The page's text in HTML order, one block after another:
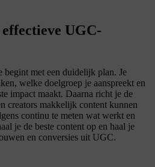
UGC-
begint met een duidelijk plan. Je
welke doelgroep je aanspreekt en
impact maakt. Daarna richt je de
creators makkelijk content kunnen
continu te meten wat werkt en
je de beste content op en haal je
en conversies uit UGC.